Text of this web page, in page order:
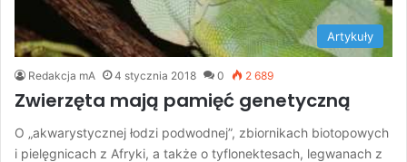
Artykuły
Redakcja mA 4 stycznia 2018 0 2 689
Zwierzęta mają pamięć genetyczną
O „akwarystycznej łodzi podwodnej”, zbiornikach biotopowych
i pielęgnicach z Afryki, a także o tyflonektesach, legwanach z